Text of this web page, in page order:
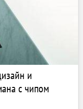
и
с чипом